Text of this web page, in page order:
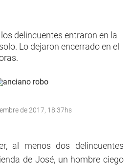
delincuentes entraron en la
Lo dejaron encerrado en el
de 2017, 18:37hs
al menos dos delincuentes
de José, un hombre ciego